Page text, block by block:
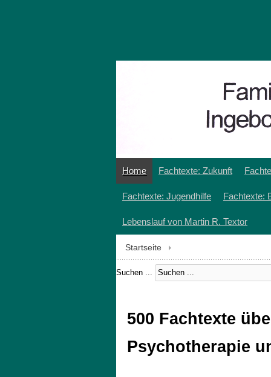
Home Fachtexte: Zukunft
Fachtexte: Jugendhilfe Fachtexte:
Lebenslauf von Martin R. Textor
Startseite
Suchen ...
500 Fachtexte
Psychotherapie